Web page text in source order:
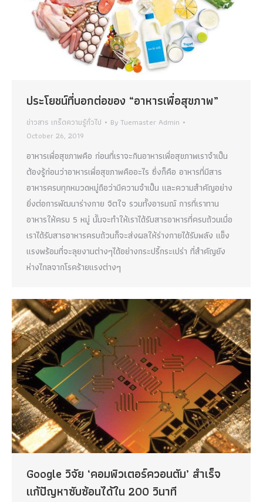
ประโยชน์ที่บอกต่อของ “อาหารเพื่อสุขภาพ”
ข่าวสาร เกร็ดความรู้ทั่วไป ByTuemaster Admin
October 26, 2019
อาหารเพื่อสุขภาพคือ ก่อนที่เราจะกินอาหารเพื่อสุขภาพเราจำเป็น
ต้องรู้ก่อนว่าอาหารเพื่อสุขภาพคืออะไร ซึ่งก็คือ อาหารที่มีสาร
อาหารครบทุกหมวดหมู่ถือว่ามีความจำเป็น และความสำคัญอย่าง
ยิ่งต่อการพัฒนาร่างกาย จิตใจ รวมทั้งอารมณ์ การที่เราทาน
อาหารให้ครบ 5 หมู่ นั้นจะทำให้เราได้รับสารอาหารที่ครบถ้วนเมื่อ
เราได้รับสารอาหารครบถ้วนก็จะส่งผลให้ร่างกายได้รับพลัง แข็ง
แรงพร้อมที่จะลุยงานต่างๆได้อย่างกระปรี้กระเปร่า ที่สำคัญยัง
ห่างไกลจากโรคร้ายแรงต่างๆ
Google วิจัย ‘คอมพิวเตอร์ควอนตัม’ สำเร็จ
แก้ปัญหาซับซ้อนได้ใน 200 วินาที